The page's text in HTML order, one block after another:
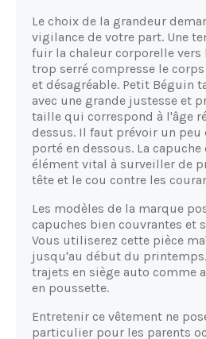
Le choix de la grandeur
vigilance de votre part. Une
fuir la chaleur corporelle vers
trop serré compresse le
et désagréable. Petit Béguin
avec une grande justesse et
taille qui correspond à l'âge
dessus. Il faut prévoir un
porté en dessous. La
élément vital à surveiller de
tête et le cou contre les
Les modèles de la marque
capuches bien couvrantes et
Vous utiliserez cette pièce
jusqu'au début du
trajets en siège auto comme
en poussette.
Entretenir ce vêtement ne
particulier pour les parents